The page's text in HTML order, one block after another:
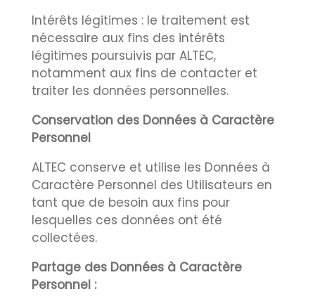
Intérêts légitimes : le traitement est
nécessaire aux fins des intérêts
légitimes poursuivis par ALTEC,
notamment aux fins de contacter et
traiter les données personnelles.
Conservation des Données à Caractère
Personnel
ALTEC conserve et utilise les Données à
Caractère Personnel des Utilisateurs en
tant que de besoin aux fins pour
lesquelles ces données ont été
collectées.
Partage des Données à Caractère
Personnel :